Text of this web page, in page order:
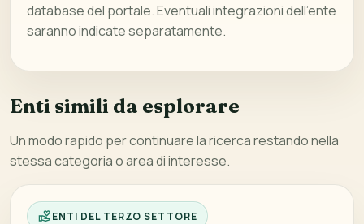
database del portale. Eventuali integrazioni dell’ente
saranno indicate separatamente.
Enti simili da esplorare
Un modo rapido per continuare la ricerca restando nella
stessa categoria o area di interesse.
ENTI DEL TERZO SETTORE